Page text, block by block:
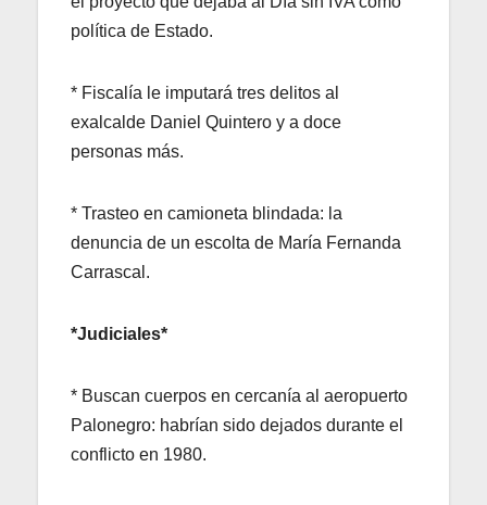
política de Estado.
* Fiscalía le imputará tres delitos al
exalcalde Daniel Quintero y a doce
personas más.
* Trasteo en camioneta blindada: la
denuncia de un escolta de María Fernanda
Carrascal.
*Judiciales*
* Buscan cuerpos en cercanía al aeropuerto
Palonegro: habrían sido dejados durante el
conflicto en 1980.